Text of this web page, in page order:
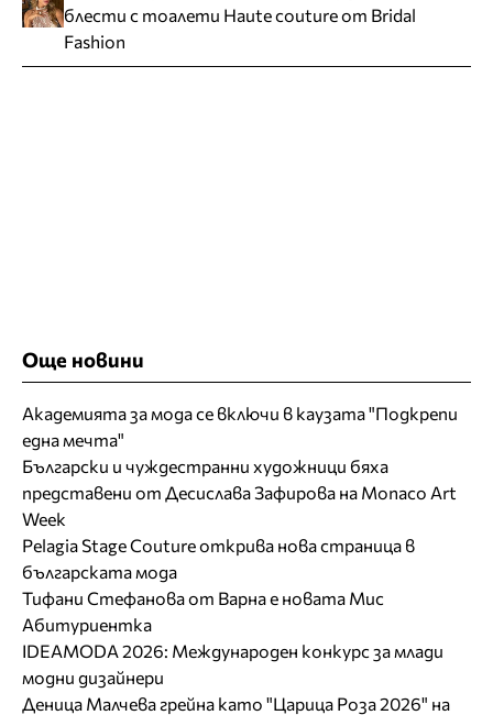
блести с тоалети Haute couture от Bridal
Fashion
Още новини
Академията за мода се включи в каузата "Подкрепи
една мечта"
Български и чуждестранни художници бяха
представени от Десислава Зафирова на Monaco Art
Week
Pelagia Stage Couture открива нова страница в
българската мода
Тифани Стефанова от Варна е новата Мис
Абитуриентка
IDEAMODA 2026: Международен конкурс за млади
модни дизайнери
Деница Малчева грейна като "Царица Роза 2026" на